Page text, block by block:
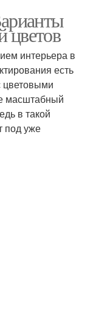
цветов
интерьера в
есть
цветовыми
масштабный
в такой
под уже